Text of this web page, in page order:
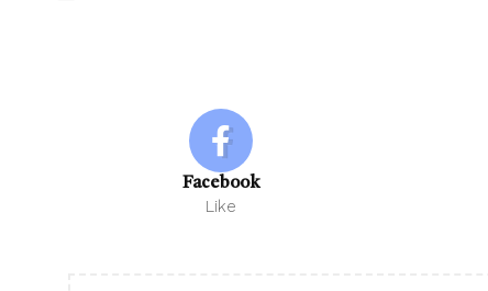
Facebook
Like